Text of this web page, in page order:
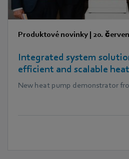
Produktové novinky | 20.
Integrated system
efficient and scalable
New heat pump demonstrator